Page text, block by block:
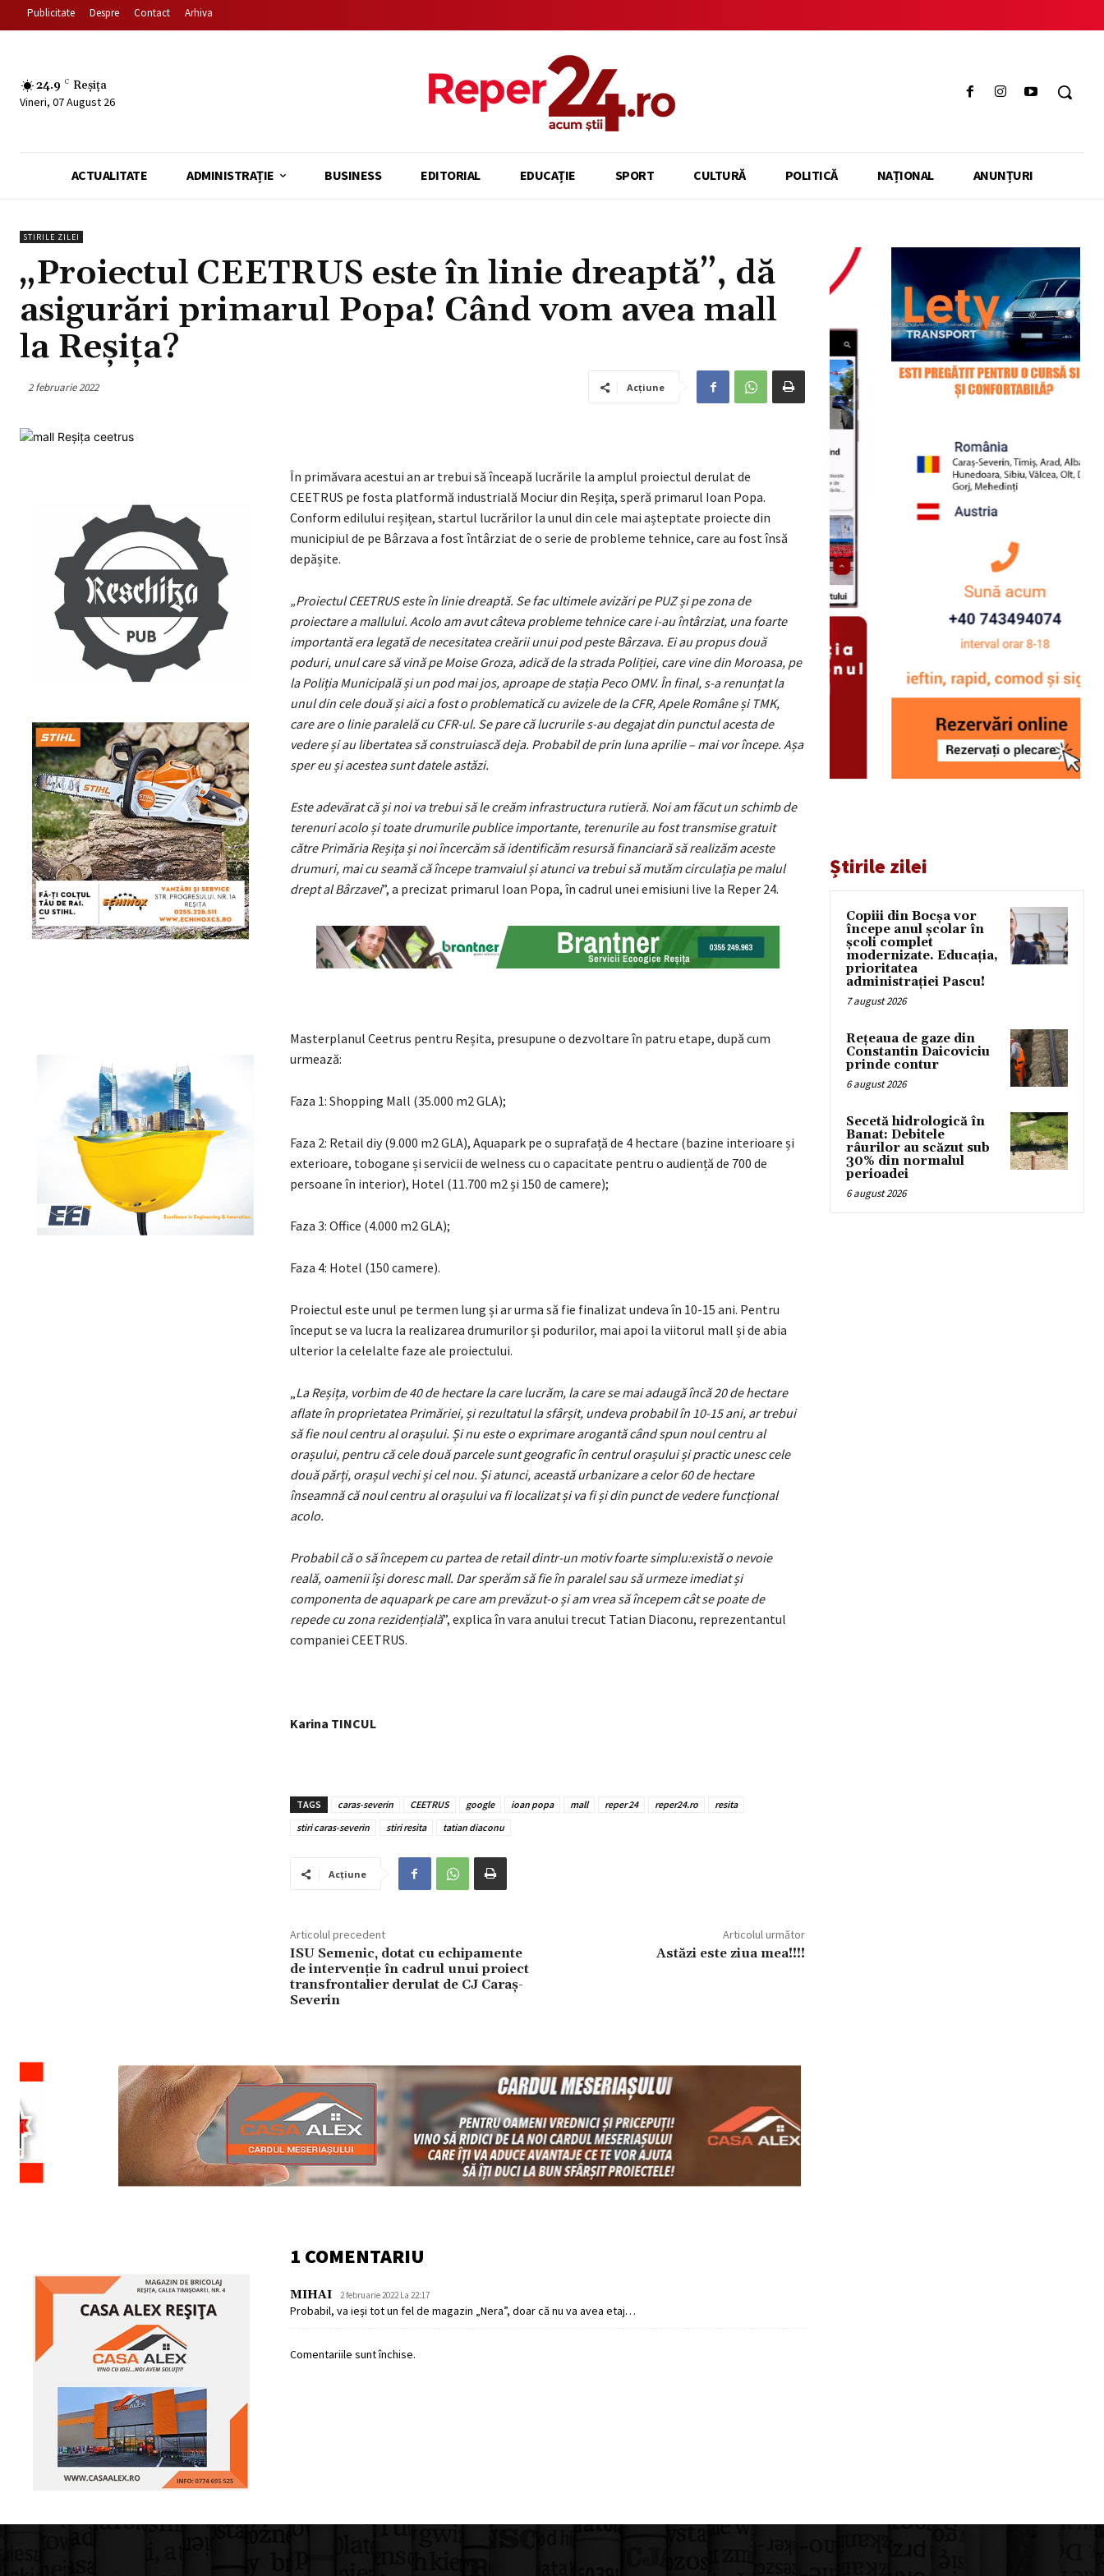
Publicitate Despre Contact Arhiva
24.9 C Reșița
Vineri, 07 August 26
ACTUALITATE ADMINISTRAȚIE BUSINESS EDITORIAL EDUCAȚIE SPORT CULTURĂ POLITICĂ NAȚIONAL ANUNȚURI
STIRILE ZILEI
„Proiectul CEETRUS este în linie dreaptă”, dă
asigurări primarul Popa! Când vom avea mall
la Reșița?
2 februarie 2022 Acțiune
În primăvara acestui an ar trebui să înceapă lucrările la amplul proiectul derulat de
CEETRUS pe fosta platformă industrială Mociur din Reșița, speră primarul Ioan Popa.
Conform edilului reșițean, startul lucrărilor la unul din cele mai așteptate proiecte din
municipiul de pe Bârzava a fost întârziat de o serie de probleme tehnice, care au fost însă
depășite.
„Proiectul CEETRUS este în linie dreaptă. Se fac ultimele avizări pe PUZ și pe zona de
proiectare a mallului. Acolo am avut câteva probleme tehnice care i-au întârziat, una foarte
importantă era legată de necesitatea creării unui pod peste Bârzava. Ei au propus două
poduri, unul care să vină pe Moise Groza, adică de la strada Poliției, care vine din Moroasa, pe
la Poliția Municipală și un pod mai jos, aproape de stația Peco OMV. În final, s-a renunțat la
unul din cele două și aici a fost o problematică cu avizele de la CFR, Apele Române și TMK,
care are o linie paralelă cu CFR-ul. Se pare că lucrurile s-au degajat din punctul acesta de
vedere și au libertatea să construiască deja. Probabil de prin luna aprilie – mai vor începe. Așa
sper eu și acestea sunt datele astăzi.
Este adevărat că și noi va trebui să le creăm infrastructura rutieră. Noi am făcut un schimb de
terenuri acolo și toate drumurile publice importante, terenurile au fost transmise gratuit
către Primăria Reșița și noi încercăm să identificăm resursă financiară să realizăm aceste
drumuri, mai cu seamă că începe tramvaiul și atunci va trebui să mutăm circulația pe malul
drept al Bârzavei”, a precizat primarul Ioan Popa, în cadrul unei emisiuni live la Reper 24.
Masterplanul Ceetrus pentru Reșita, presupune o dezvoltare în patru etape, după cum
urmează:
Faza 1: Shopping Mall (35.000 m2 GLA);
Faza 2: Retail diy (9.000 m2 GLA), Aquapark pe o suprafață de 4 hectare (bazine interioare și
exterioare, tobogane și servicii de welness cu o capacitate pentru o audiență de 700 de
persoane în interior), Hotel (11.700 m2 și 150 de camere);
Faza 3: Office (4.000 m2 GLA);
Faza 4: Hotel (150 camere).
Proiectul este unul pe termen lung și ar urma să fie finalizat undeva în 10-15 ani. Pentru
început se va lucra la realizarea drumurilor și podurilor, mai apoi la viitorul mall și de abia
ulterior la celelalte faze ale proiectului.
„La Reșița, vorbim de 40 de hectare la care lucrăm, la care se mai adaugă încă 20 de hectare
aflate în proprietatea Primăriei, și rezultatul la sfârșit, undeva probabil în 10-15 ani, ar trebui
să fie noul centru al orașului. Și nu este o exprimare arogantă când spun noul centru al
orașului, pentru că cele două parcele sunt geografic în centrul orașului și practic unesc cele
două părți, orașul vechi și cel nou. Și atunci, această urbanizare a celor 60 de hectare
înseamnă că noul centru al orașului va fi localizat și va fi și din punct de vedere funcțional
acolo.
Probabil că o să începem cu partea de retail dintr-un motiv foarte simplu:există o nevoie
reală, oamenii își doresc mall. Dar sperăm să fie în paralel sau să urmeze imediat și
componenta de aquapark pe care am prevăzut-o și am vrea să începem cât se poate de
repede cu zona rezidențială”, explica în vara anului trecut Tatian Diaconu, reprezentantul
companiei CEETRUS.
Karina TINCUL
TAGS caras-severin CEETRUS google ioan popa mall reper 24 reper24.ro
resita
stiri caras-severin
stiri resita tatian diaconu
Acțiune
Articolul precedent
ISU Semenic, dotat cu echipamente
de intervenție în cadrul unui proiect
transfrontalier derulat de CJ Caraș-
Severin
Articolul următor
Astăzi este ziua mea!!!!
1 COMENTARIU
MIHAI 2 februarie 2022 La 22:17
Probabil, va ieși tot un fel de magazin „Nera”, doar că nu va avea etaj…
Comentariile sunt închise.
Știrile zilei
Copiii din Bocșa vor
începe anul școlar în
școli complet
modernizate. Educația,
prioritatea
administrației Pascu!
7 august 2026
Rețeaua de gaze din
Constantin Daicoviciu
prinde contur
6 august 2026
Secetă hidrologică în
Banat: Debitele
râurilor au scăzut sub
30% din normalul
perioadei
6 august 2026